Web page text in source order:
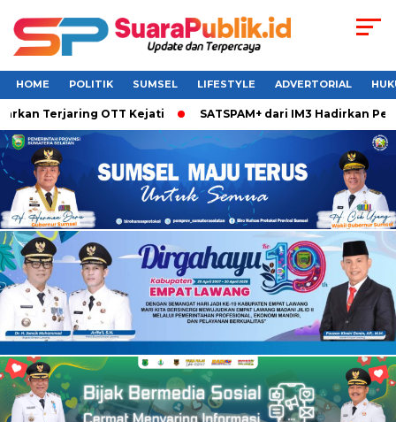
HOME POLITIK SUMSEL LIFESTYLE ADVERTORIAL
Terjaring OTT Kejati SATSPAM+ dari IM3 Hadirkan